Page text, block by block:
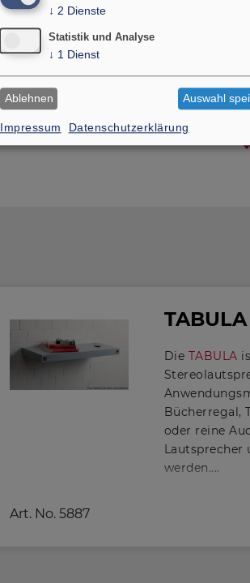
TABULA
Die TABULA
Bücherregal,
oder reine
werden.
Art. No. 5887
Impressum Datenschutzerklärung
↓ 2 Dienste
Statistik und Analyse
↓ 1 Dienst
Ablehnen Auswahl